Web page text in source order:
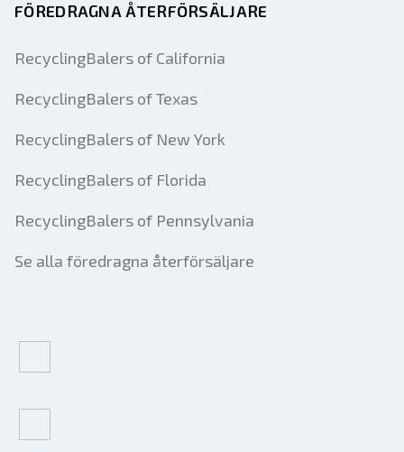
FÖREDRAGNA ÅTERFÖRSÄLJARE
RecyclingBalers of California
RecyclingBalers of Texas
RecyclingBalers of New York
RecyclingBalers of Florida
RecyclingBalers of Pennsylvania
Se alla föredragna återförsäljare